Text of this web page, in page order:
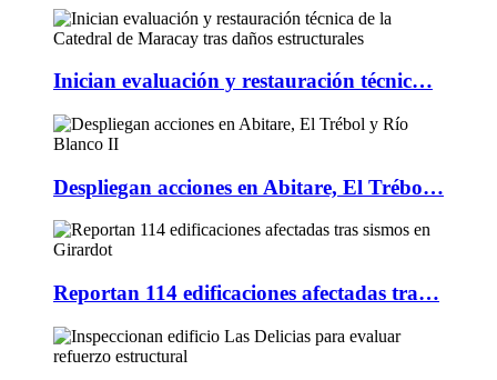
Inician evaluación y restauración técnic…
Despliegan acciones en Abitare, El Trébo…
Reportan 114 edificaciones afectadas tra…